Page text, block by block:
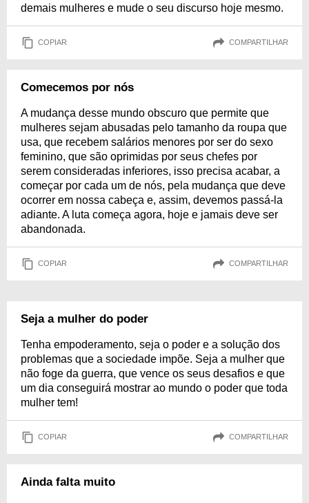
demais mulheres e mude o seu discurso hoje mesmo.
COPIAR COMPARTILHAR
Comecemos por nós
A mudança desse mundo obscuro que permite que
mulheres sejam abusadas pelo tamanho da roupa que
usa, que recebem salários menores por ser do sexo
feminino, que são oprimidas por seus chefes por
serem consideradas inferiores, isso precisa acabar, a
começar por cada um de nós, pela mudança que deve
ocorrer em nossa cabeça e, assim, devemos passá-la
adiante. A luta começa agora, hoje e jamais deve ser
abandonada.
COPIAR COMPARTILHAR
Seja a mulher do poder
Tenha empoderamento, seja o poder e a solução dos
problemas que a sociedade impõe. Seja a mulher que
não foge da guerra, que vence os seus desafios e que
um dia conseguirá mostrar ao mundo o poder que toda
mulher tem!
COPIAR COMPARTILHAR
Ainda falta muito